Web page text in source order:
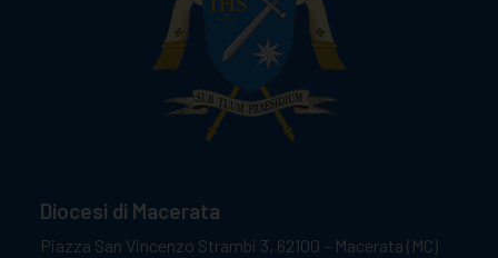
Diocesi di Macerata
Piazza San Vincenzo Strambi 3, 62100 – Macerata (MC)